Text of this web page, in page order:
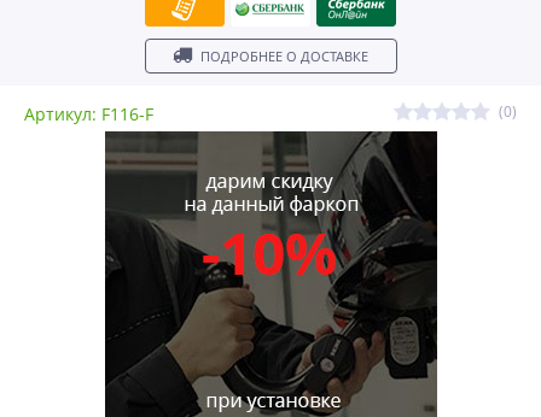
Артикул: F116-F (0)
ПОДРОБНЕЕ О ДОСТАВКЕ